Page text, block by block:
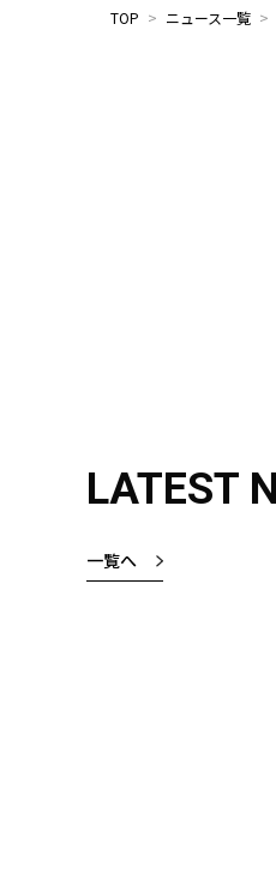
TOP > ニュース一覧 >
LATEST
一覧へ